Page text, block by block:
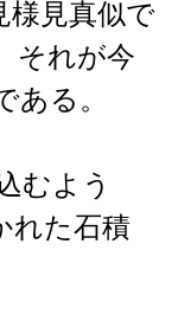
様見真似で
それが今
ある。
むよう
れた石積